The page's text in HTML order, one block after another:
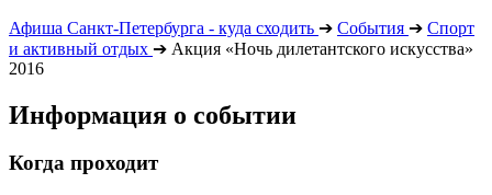
Афиша Санкт-Петербурга - куда сходить ➔ События ➔ Спорт
и активный отдых ➔ Акция «Ночь дилетантского искусства»
2016
Информация о событии
Когда проходит